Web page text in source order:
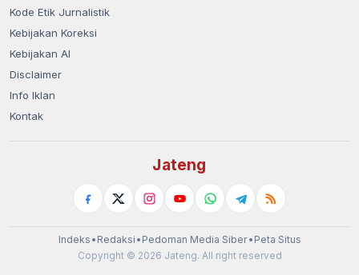
Kode Etik Jurnalistik
Kebijakan Koreksi
Kebijakan AI
Disclaimer
Info Iklan
Kontak
Jateng
Indeks • Redaksi • Pedoman Media Siber• Peta Situs
Copyright © 2026 Jateng. All right reserved